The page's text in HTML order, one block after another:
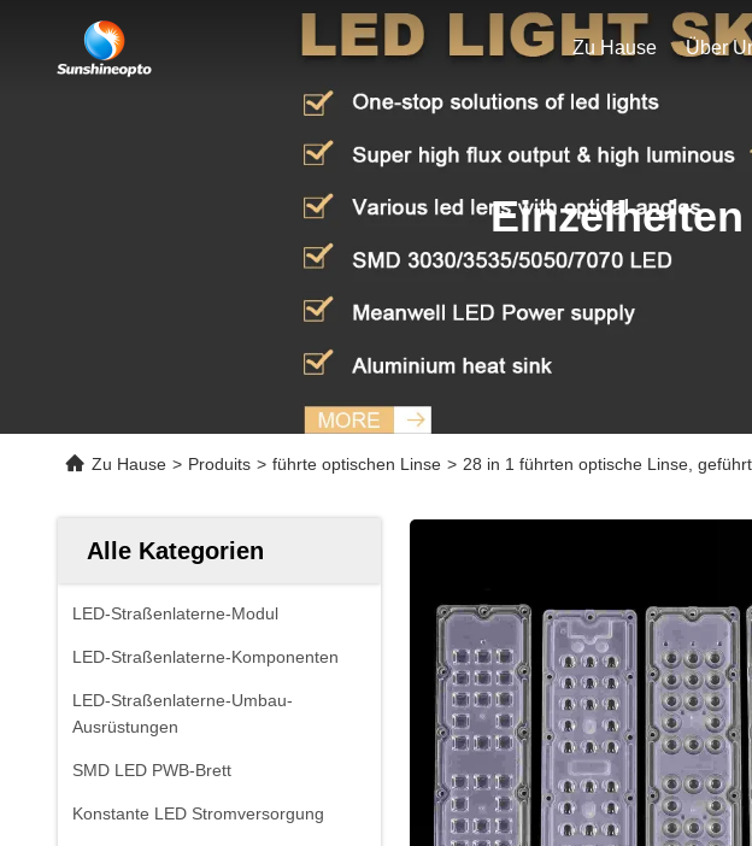
Zu Hause Über
Zu Hause > Produits > führte optischen Linse > 28 in 1 führten optische Linse,
Alle Kategorien
LED-Straßenlaterne-Modul
LED-Straßenlaterne-Komponenten
LED-Straßenlaterne-Umbau-
Ausrüstungen
SMD LED PWB-Brett
Konstante LED Stromversorgung